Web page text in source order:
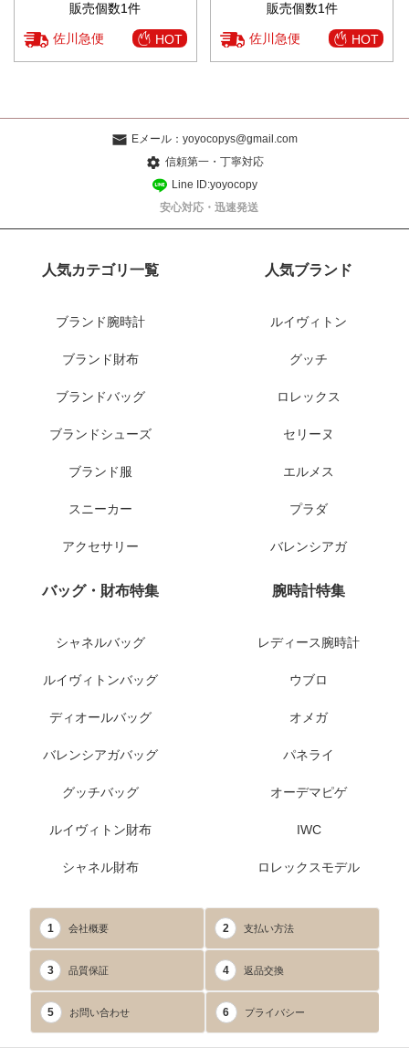
販売個数1件
佐川急便 HOT
販売個数1件
佐川急便 HOT
Eメール： yoyocopys@gmail.com
信頼第一・丁寧対応
Line ID:yoyocopy
安心対応・迅速発送
人気カテゴリ一覧
ブランド腕時計
ブランド財布
ブランドバッグ
ブランドシューズ
ブランド服
スニーカー
アクセサリー
人気ブランド
ルイヴィトン
グッチ
ロレックス
セリーヌ
エルメス
プラダ
バレンシアガ
バッグ・財布特集
シャネルバッグ
ルイヴィトンバッグ
ディオールバッグ
バレンシアガバッグ
グッチバッグ
ルイヴィトン財布
シャネル財布
腕時計特集
レディース腕時計
ウブロ
オメガ
パネライ
オーデマピゲ
IWC
ロレックスモデル
1 会社概要 2 支払い方法
3 品質保証 4 返品交換
5 お問い合わせ 6 プライバシー